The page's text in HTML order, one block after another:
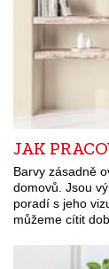
JAK
Barvy zásadně
domovů. Jsou
poradí s jeho
můžeme cítit